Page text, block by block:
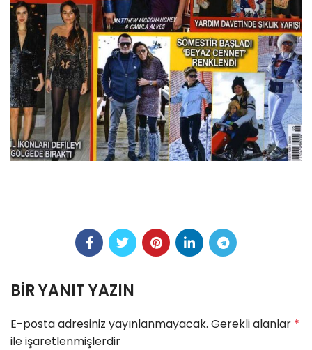
BIR YANIT YAZIN
E-posta adresiniz yayınlanmayacak. Gerekli alanlar *
ile işaretlenmişlerdir